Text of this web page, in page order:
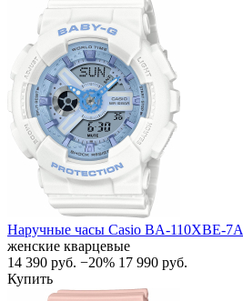
Наручные часы Casio BA-110XBE-7A
женские кварцевые
14 390 руб. −20% 17 990 руб.
Купить